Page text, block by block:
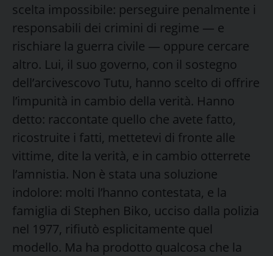
scelta impossibile: perseguire penalmente i
responsabili dei crimini di regime — e
rischiare la guerra civile — oppure cercare
altro. Lui, il suo governo, con il sostegno
dell’arcivescovo Tutu, hanno scelto di offrire
l’impunità in cambio della verità. Hanno
detto: raccontate quello che avete fatto,
ricostruite i fatti, mettetevi di fronte alle
vittime, dite la verità, e in cambio otterrete
l’amnistia. Non è stata una soluzione
indolore: molti l’hanno contestata, e la
famiglia di Stephen Biko, ucciso dalla polizia
nel 1977, rifiutò esplicitamente quel
modello. Ma ha prodotto qualcosa che la